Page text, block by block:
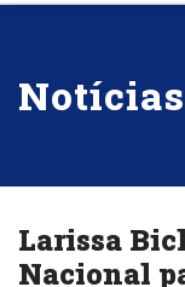
Notícias
Larissa
Nacional